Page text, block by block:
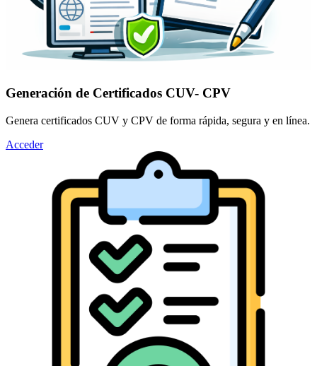
Generación de Certificados CUV- CPV
Genera certificados CUV y CPV de forma rápida, segura y en línea.
Acceder